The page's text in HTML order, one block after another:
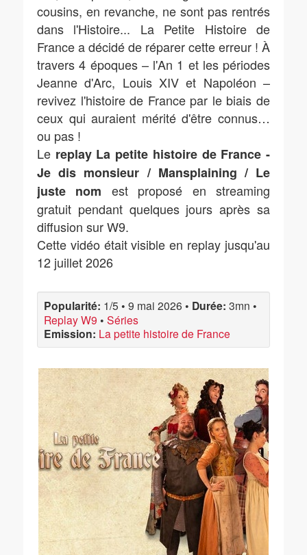
cousins, en revanche, ne sont pas rentrés
dans l'Histoire... La Petite Histoire de
France a décidé de réparer cette erreur ! À
travers 4 époques – l'An 1 et les périodes
Jeanne d'Arc, Louis XIV et Napoléon –
revivez l'histoire de France par le biais de
ceux qui auraient mérité d'être connus…
ou pas !
Le replay La petite histoire de France -
Je dis monsieur / Mansplaining / Le
juste nom est proposé en streaming
gratuit pendant quelques jours après sa
diffusion sur W9.
Cette vidéo était visible en replay jusqu'au
12 juillet 2026
Popularité: 1/5 • 9 mai 2026 • Durée: 3mn •
Replay W9 • Séries
Emission: La petite histoire de France